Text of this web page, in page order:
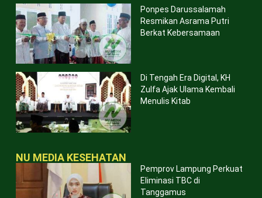
Ponpes Darussalamah
Resmikan Asrama Putri
Berkat Kebersamaan
Di Tengah Era Digital, KH
Zulfa Ajak Ulama Kembali
Menulis Kitab
NU MEDIA KESEHATAN
Pemprov Lampung Perkuat
Eliminasi TBC di
Tanggamus